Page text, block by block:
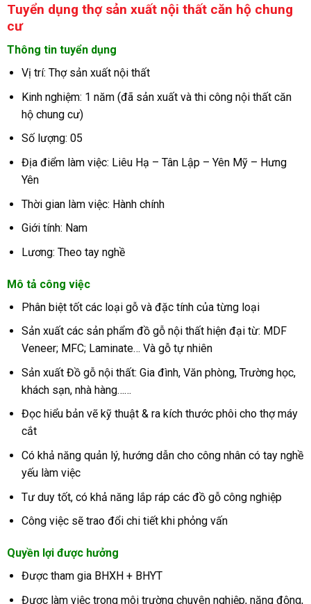
Tuyển dụng thợ sản xuất nội thất căn hộ chung
cư
Thông tin tuyển dụng
Vị trí: Thợ sản xuất nội thất
Kinh nghiệm: 1 năm (đã sản xuất và thi công nội thất căn
hộ chung cư)
Số lượng: 05
Địa điểm làm việc: Liêu Hạ – Tân Lập – Yên Mỹ – Hưng
Yên
Thời gian làm việc: Hành chính
Giới tính: Nam
Lương: Theo tay nghề
Mô tả công việc
Phân biệt tốt các loại gỗ và đặc tính của từng loại
Sản xuất các sản phẩm đồ gỗ nội thất hiện đại từ: MDF
Veneer; MFC; Laminate… Và gỗ tự nhiên
Sản xuất Đồ gỗ nội thất: Gia đình, Văn phòng, Trường học,
khách sạn, nhà hàng……
Đọc hiểu bản vẽ kỹ thuật & ra kích thước phôi cho thợ máy
cắt
Có khả năng quản lý, hướng dẫn cho công nhân có tay nghề
yếu làm việc
Tư duy tốt, có khả năng lắp ráp các đồ gỗ công nghiệp
Công việc sẽ trao đổi chi tiết khi phỏng vấn
Quyền lợi được hưởng
Được tham gia BHXH + BHYT
Được làm việc trong môi trường chuyên nghiệp, năng động,